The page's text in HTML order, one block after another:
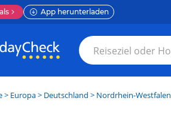
App herunterladen
> Europa> Deutschland > Nordrhein-Westfalen